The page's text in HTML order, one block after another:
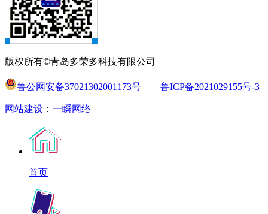
版权所有©青岛多荣多科技有限公司
鲁公网安备37021302001173号 鲁ICP备2021029155号-3
网站建设 ： 一瞬网络
首页